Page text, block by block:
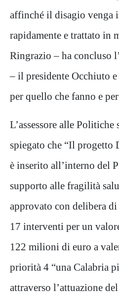
affinché il disagio venga
rapidamente e trattato in
Ringrazio – ha concluso
– il presidente Occhiuto
per quello che fanno e
L’assessore alle
spiegato che “Il progetto
è inserito all’interno del
supporto alle fragilità
approvato con delibera
17 interventi per un
122 milioni di euro a
priorità 4 “una Calabria
attraverso l’attuazione